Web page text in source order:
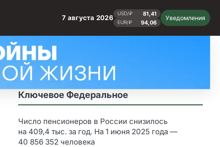
7 августа 2026
USD/₽ 81,41
EUR/₽ 94,06
Уведомления
Ключевое Федеральное
Число пенсионеров в России снизилось
на 409,4 тыс. за год. На 1 июня 2025 года —
40 856 352 человека